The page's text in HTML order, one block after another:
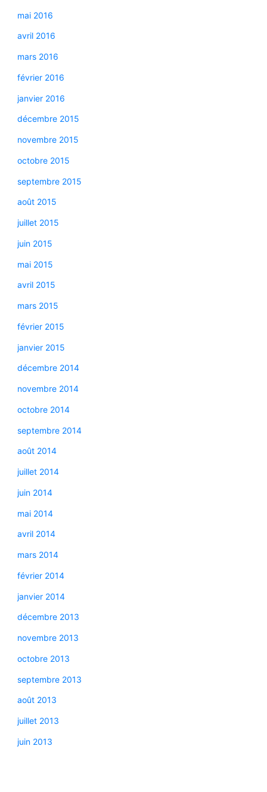
mai 2016
avril 2016
mars 2016
février 2016
janvier 2016
décembre 2015
novembre 2015
octobre 2015
septembre 2015
août 2015
juillet 2015
juin 2015
mai 2015
avril 2015
mars 2015
février 2015
janvier 2015
décembre 2014
novembre 2014
octobre 2014
septembre 2014
août 2014
juillet 2014
juin 2014
mai 2014
avril 2014
mars 2014
février 2014
janvier 2014
décembre 2013
novembre 2013
octobre 2013
septembre 2013
août 2013
juillet 2013
juin 2013